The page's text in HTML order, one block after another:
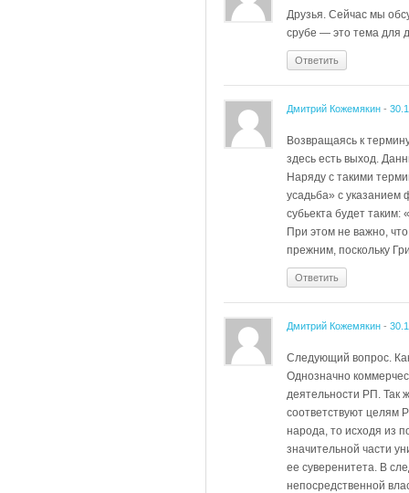
Друзья. Сейчас мы
срубе — это тема для
Ответить
Дмитрий Кожемякин -
Возвращаясь к
здесь есть выход.
Наряду с такими
усадьба» с указанием
субьекта будет
При этом не важно,
прежним, поскольку
Ответить
Дмитрий Кожемякин -
Следующий вопрос.
Однозначно
деятельности РП. Так
соответствуют целям
народа, то исходя из
значительной части
ее суверенитета. В
непосредственной